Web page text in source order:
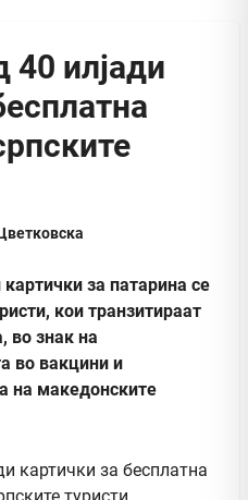
40 илјади
за патарина се
кои транзитираат
во знак на
во вакцини и
на македонските